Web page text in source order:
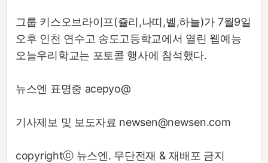
그룹 키스오브라이프(쥴리,나띠,벨,하늘)가 7월9일
오후 인천 연수고 송도고등학교에서 열린 웹예능
오늘우리학교는 포토콜 행사에 참석했다.
뉴스엔 표명중 acepyo@
기사제보 및 보도자료 newsen@newsen.com
copyrightⓒ 뉴스엔. 무단전재 & 재배포 금지